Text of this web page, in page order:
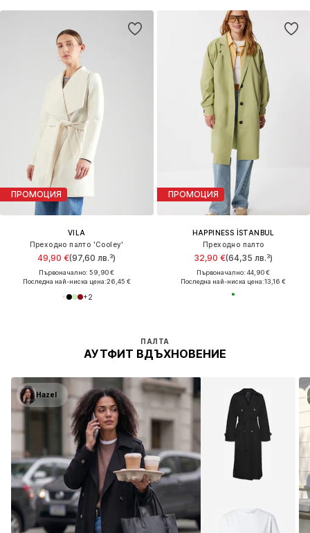
ПРОМОЦИЯ
VILA
Преходно палто 'Cooley'
49,90 €(97,60 лв.³)
Първоначално: 59,90 €
Последна най-ниска цена:26,45 €
+2
ПРОМОЦИЯ
HAPPINESS İSTANBUL
Преходно палто
32,90 €(64,35 лв.³)
Първоначално: 44,90 €
Последна най-ниска цена:13,16 €
ПАЛТА
АУТФИТ ВДЪХНОВЕНИЕ
Hazel